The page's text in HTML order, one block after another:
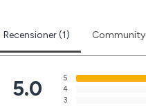
Recensioner (1) Community
5.0 5
4
3